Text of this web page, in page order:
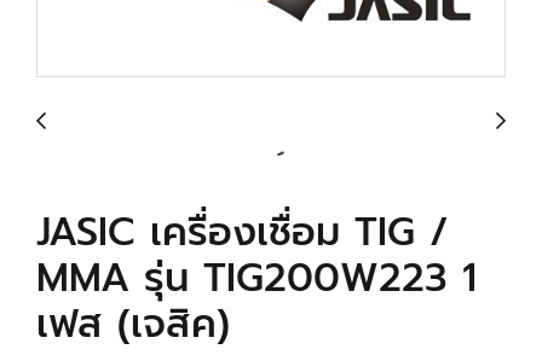
JASIC เครื่องเชื่อม TIG /
MMA รุ่น TIG200W223 1
เฟส (เจสิค)